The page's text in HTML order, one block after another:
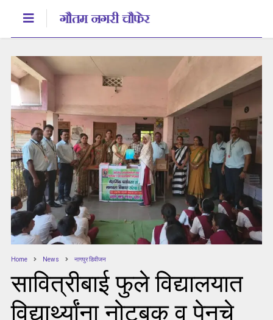
Home News नागपुर डिवीजन
सावित्रीबाई फुले विद्यालयात
विद्यार्थ्यांना नोटबुक व पेनचे